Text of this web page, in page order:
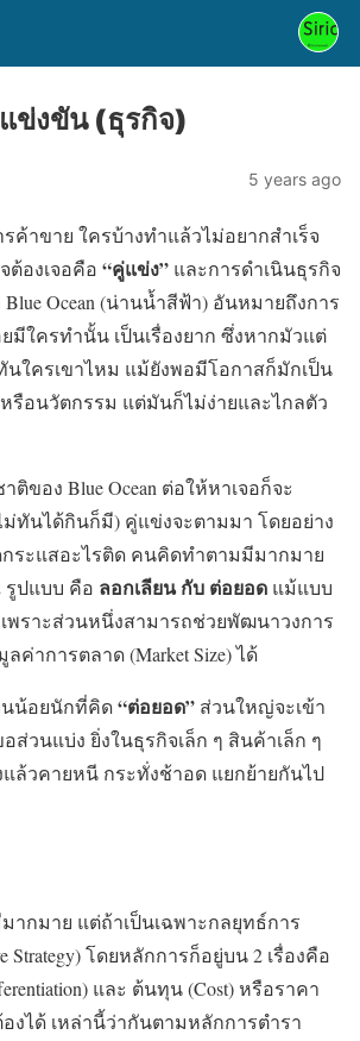
ข่งขัน (ธุรกิจ)
5 years ago
ค้าขาย ใครบ้างทำแล้วไม่อยากสำเร็จ
องเจอคือ “คู่แข่ง” และการดำเนินธุรกิจ
Ocean (น่านน้ำสีฟ้า) อันหมายถึงการ
มีใครทำนั้น เป็นเรื่องยาก ซึ่งหากมัวแต่
ใครเขาไหม แม้ยังพอมีโอกาสก็มักเป็น
รือนวัตกรรม แต่มันก็ไม่ง่ายและไกลตัว
ของ Blue Ocean ต่อให้หาเจอก็จะ
ม่ทันได้กินก็มี) คู่แข่งจะตามมา โดยอย่าง
กระแสอะไรติด คนคิดทำตามมีมากมาย
รูปแบบ คือ ลอกเลียน กับ ต่อยอด แม้แบบ
เพราะส่วนหนึ่งสามารถช่วยพัฒนาวงการ
ค่าการตลาด (Market Size) ได้
นน้อยนักที่คิด“ต่อยอด” ส่วนใหญ่จะเข้า
ส่วนแบ่ง ยิ่งในธุรกิจเล็ก ๆ สินค้าเล็ก ๆ
ล้วคายหนี กระทั่งช้าอด แยกย้ายกันไป
ากมาย แต่ถ้าเป็นเฉพาะกลยุทธ์การ
Strategy) โดยหลักการก็อยู่บน 2 เรื่องคือ
และ ต้นทุน (Cost) หรือราคา
งได้ เหล่านี้ว่ากันตามหลักการตำรา